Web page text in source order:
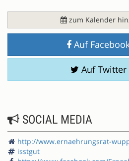
zum Kalender
Auf
Auf
SOCIAL MEDIA
http://www.ernaehrungsrat-
isstgut